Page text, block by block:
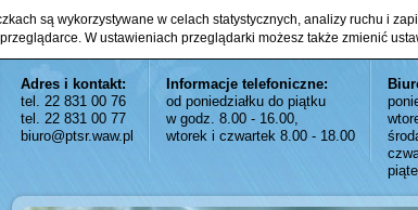
są wykorzystywane w celach statystycznych, analizy ruchu i
W ustawieniach przeglądarki możesz także zmienić
Adres i kontakt:
tel. 22 831 00 76
tel. 22 831 00 77
biuro@ptsr.waw.pl
Informacje telefoniczne:
od poniedziałku do piątku
w godz. 8.00 - 16.00,
wtorek i czwartek 8.00 - 18.00